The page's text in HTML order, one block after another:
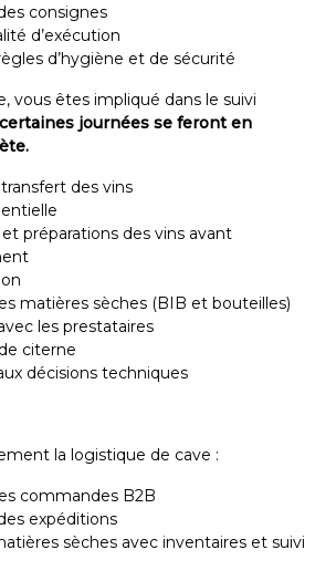
consignes
d’exécution
d’hygiène et de sécurité
vous êtes impliqué dans le suivi
certaines journées se feront en
des vins
préparations des vins avant
matières sèches (BIB et bouteilles)
les prestataires
citerne
décisions techniques
la logistique de cave :
commandes B2B
expéditions
sèches avec inventaires et suivi